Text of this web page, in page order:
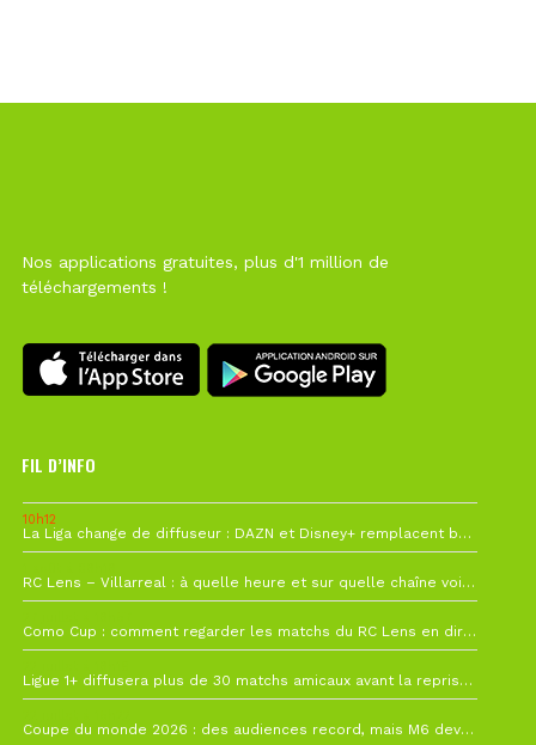
Nos applications gratuites, plus d'1 million de
téléchargements !
FIL D’INFO
10h12
La Liga change de diffuseur : DAZN et Disney+ remplacent beIN Sports !
RC Lens – Villarreal : à quelle heure et sur quelle chaîne voir la finale de la Como Cup ?
Como Cup : comment regarder les matchs du RC Lens en direct ?
Ligue 1+ diffusera plus de 30 matchs amicaux avant la reprise de la Ligue 1
Coupe du monde 2026 : des audiences record, mais M6 devrait perdre très gros !